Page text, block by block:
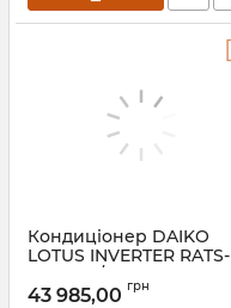
Кондиціонер DAIKO
LOTUS INVERTER RATS-
H24NVR/RATS-H24INVR
43 985,00 грн